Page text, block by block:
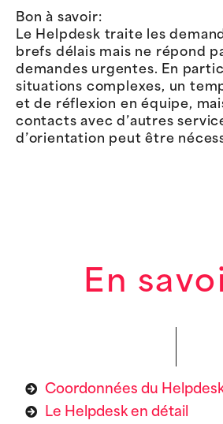
Bon à savoir:
Le Helpdesk traite les
brefs délais mais ne répond
demandes urgentes. En
situations complexes, un
et de réflexion en équipe,
contacts avec d’autres
d’orientation peut être
En
Coordonnées du
Le Helpdesk en détail